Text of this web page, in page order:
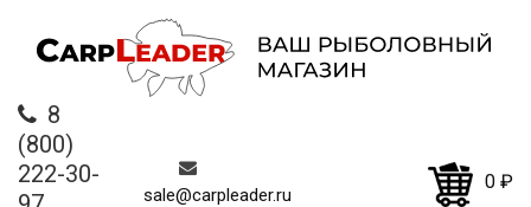
8
(800)
222-30-
sale@carpleader.ru
0 ₽